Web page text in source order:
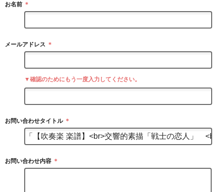
お名前 ＊
メールアドレス ＊
▼確認のためにもう一度入力してください。
お問い合わせタイトル ＊
お問い合わせ内容 ＊